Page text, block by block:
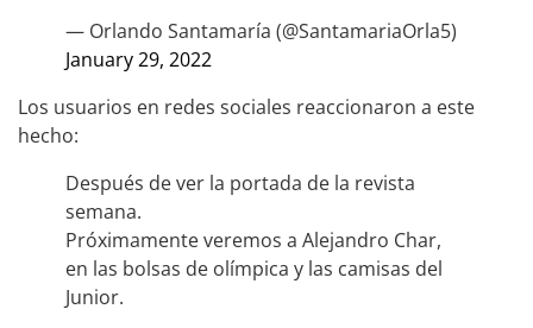
— Orlando Santamaría (@SantamariaOrla5)
January 29, 2022
Los usuarios en redes sociales reaccionaron a este
hecho:
Después de ver la portada de la revista
semana.
Próximamente veremos a Alejandro Char,
en las bolsas de olímpica y las camisas del
Junior.